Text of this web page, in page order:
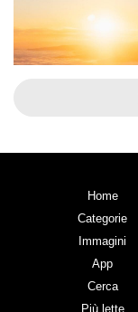
Home
Categorie
Immagini
App
Cerca
Più lette